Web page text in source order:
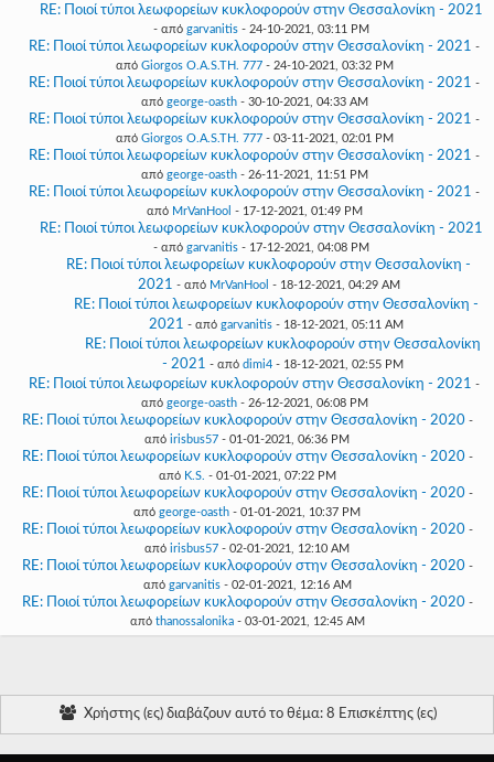
RE: Ποιοί τύποι λεωφορείων κυκλοφορούν στην Θεσσαλονίκη - 2021
- από garvanitis - 24-10-2021, 03:11 PM
RE: Ποιοί τύποι λεωφορείων κυκλοφορούν στην Θεσσαλονίκη - 2021 -
από Giorgos O.A.S.TH. 777- 24-10-2021, 03:32 PM
RE: Ποιοί τύποι λεωφορείων κυκλοφορούν στην Θεσσαλονίκη - 2021 -
από george-oasth- 30-10-2021, 04:33 AM
RE: Ποιοί τύποι λεωφορείων κυκλοφορούν στην Θεσσαλονίκη - 2021 -
από Giorgos O.A.S.TH. 777- 03-11-2021, 02:01 PM
RE: Ποιοί τύποι λεωφορείων κυκλοφορούν στην Θεσσαλονίκη - 2021 -
από george-oasth- 26-11-2021, 11:51 PM
RE: Ποιοί τύποι λεωφορείων κυκλοφορούν στην Θεσσαλονίκη - 2021 -
από MrVanHool - 17-12-2021, 01:49 PM
RE: Ποιοί τύποι λεωφορείων κυκλοφορούν στην Θεσσαλονίκη - 2021
- από garvanitis - 17-12-2021, 04:08 PM
RE: Ποιοί τύποι λεωφορείων κυκλοφορούν στην Θεσσαλονίκη -
2021 - από MrVanHool - 18-12-2021, 04:29 AM
RE: Ποιοί τύποι λεωφορείων κυκλοφορούν στην Θεσσαλονίκη -
2021 - από garvanitis- 18-12-2021, 05:11 AM
RE: Ποιοί τύποι λεωφορείων κυκλοφορούν στην Θεσσαλονίκη
- 2021 - από dimi4 - 18-12-2021, 02:55 PM
RE: Ποιοί τύποι λεωφορείων κυκλοφορούν στην Θεσσαλονίκη - 2021 -
από george-oasth- 26-12-2021, 06:08 PM
RE: Ποιοί τύποι λεωφορείων κυκλοφορούν στην Θεσσαλονίκη - 2020 -
από irisbus57 - 01-01-2021, 06:36 PM
RE: Ποιοί τύποι λεωφορείων κυκλοφορούν στην Θεσσαλονίκη - 2020 -
από K.S. - 01-01-2021, 07:22 PM
RE: Ποιοί τύποι λεωφορείων κυκλοφορούν στην Θεσσαλονίκη - 2020 -
από george-oasth - 01-01-2021, 10:37 PM
RE: Ποιοί τύποι λεωφορείων κυκλοφορούν στην Θεσσαλονίκη - 2020 -
από irisbus57 - 02-01-2021, 12:10 AM
RE: Ποιοί τύποι λεωφορείων κυκλοφορούν στην Θεσσαλονίκη - 2020 -
από garvanitis- 02-01-2021, 12:16 AM
RE: Ποιοί τύποι λεωφορείων κυκλοφορούν στην Θεσσαλονίκη - 2020 -
από thanossalonika- 03-01-2021, 12:45 AM
Χρήστης (ες) διαβάζουν αυτό το θέμα: 8 Επισκέπτης (ες)